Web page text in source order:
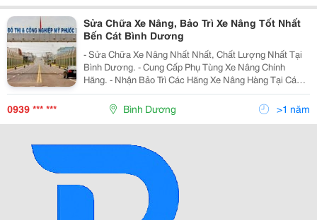
Sửa Chữa Xe Nâng, Bảo Trì Xe Nâng Tốt Nhất
Bến Cát Bình Dương
- Sửa Chữa Xe Nâng Nhất Nhất, Chất Lượng Nhất Tại
Bình Dương. - Cung Cấp Phụ Tùng Xe Nâng Chính
Hãng. - Nhận Bảo Trì Các Hãng Xe Nâng Hàng Tại Các
Doanh Nghiệp, Công Ty Như Toyota, Komatsu, Tcm,
Nissan, Hyster, Mitsubishi, Yale, Doosan, Hyundai
0939 *** *** Bình Dương >1 năm